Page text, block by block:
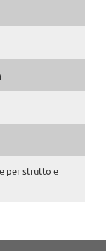
per strutto e